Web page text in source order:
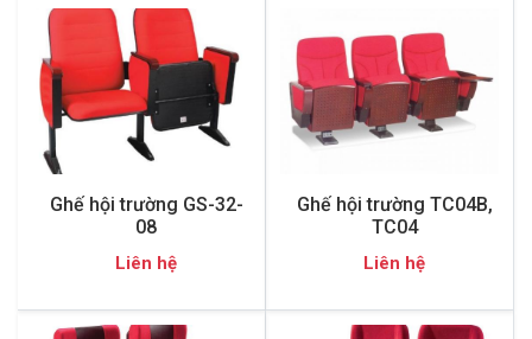
Ghế hội trường GS-32-
08
Liên hệ
Ghế hội trường TC04B,
TC04
Liên hệ